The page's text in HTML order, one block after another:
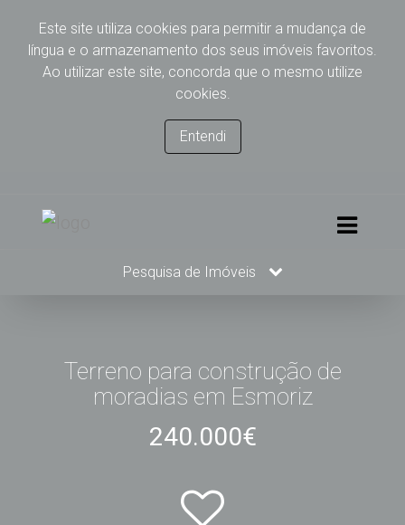
Este site utiliza cookies para permitir a mudança de
língua e o armazenamento dos seus imóveis favoritos.
Ao utilizar este site, concorda que o mesmo utilize
cookies.
Entendi
Pesquisa de Imóveis
Terreno para construção de
moradias em Esmoriz
240.000€